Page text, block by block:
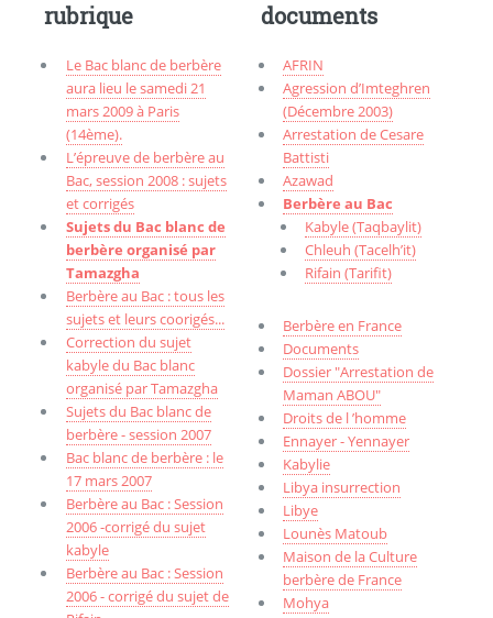
rubrique
Le Bac blanc de berbère
aura lieu le samedi 21
mars 2009 à Paris
(14ème).
L’épreuve de berbère au
Bac, session 2008 : sujets
et corrigés
Sujets du Bac blanc de
berbère organisé par
Tamazgha
Berbère au Bac : tous les
sujets et leurs coorigés...
Correction du sujet
kabyle du Bac blanc
organisé par Tamazgha
Sujets du Bac blanc de
berbère - session 2007
Bac blanc de berbère : le
17 mars 2007
Berbère au Bac : Session
2006 -corrigé du sujet
kabyle
Berbère au Bac : Session
2006 - corrigé du sujet de
documents
AFRIN
Agression d’Imteghren
(Décembre 2003)
Arrestation de Cesare
Battisti
Azawad
Berbère au Bac
Kabyle (Taqbaylit)
Chleuh (Tacelh’it)
Rifain (Tarifit)
Berbère en France
Documents
Dossier "Arrestation de
Maman ABOU"
Droits de l ’homme
Ennayer - Yennayer
Kabylie
Libya insurrection
Libye
Lounès Matoub
Maison de la Culture
berbère de France
Mohya